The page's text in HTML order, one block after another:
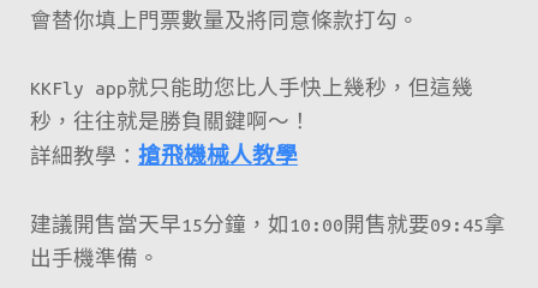
會替你填上門票數量及將同意條款打勾。
KKFly app就只能助您比人手快上幾秒，但這幾
秒，往往就是勝負關鍵啊～！
詳細教學： 搶飛機械人教學
建議開售當天早15分鐘，如10:00開售就要09:45拿
出手機準備。